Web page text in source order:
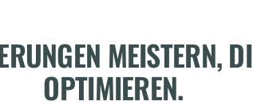
MEISTERN,
OPTIMIEREN.